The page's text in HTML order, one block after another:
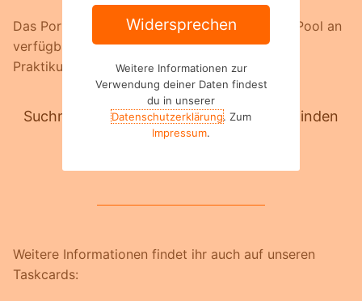
Das Portal praktikumswoche.debietet einen Pool an
verfügbaren Praktikumsplätzen, bspw. für die
Praktikumswoche:
Suchmaschine und Informationen zum Finden
eines Praktikumsplatz
Weitere Informationen findet ihr auch auf unseren
Taskcards:
Widersprechen
Weitere Informationen zur
Verwendung deiner Daten findest
du in unserer
Datenschutzerklärung. Zum
Impressum.